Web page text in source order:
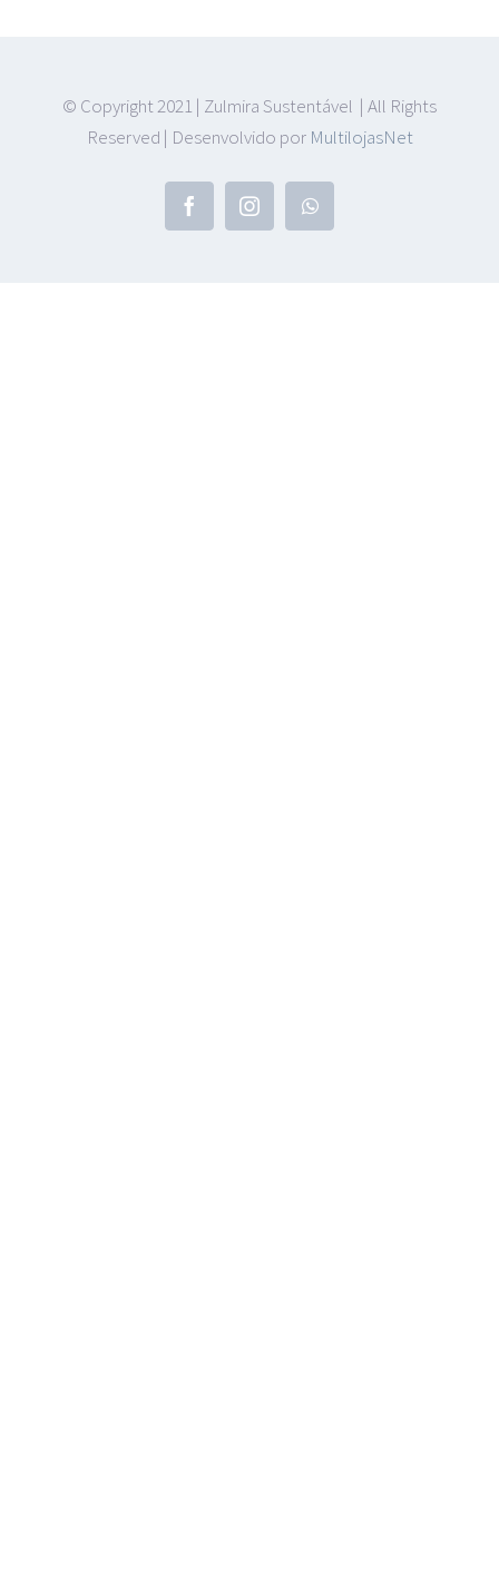
© Copyright 2021 | Zulmira Sustentável | All Rights
Reserved | Desenvolvido por MultilojasNet